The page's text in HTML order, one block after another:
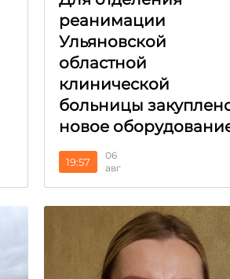
реанимации
Ульяновской
областной
клинической
больницы
новое
19:57
06
авг